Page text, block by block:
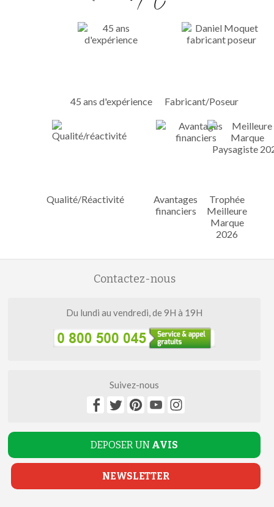
45 ans d'expérience Fabricant/Poseur
Qualité/Réactivité
Avantages
financiers
Trophée
Meilleure
Marque
2026
Contactez-nous
Du lundi au vendredi, de 9H à 19H
Suivez-nous
DEPOSER UN AVIS
NEWSLETTER